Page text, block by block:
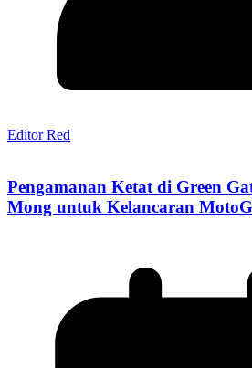
Editor Red
Pengamanan Ketat di Green
Mong untuk Kelancaran